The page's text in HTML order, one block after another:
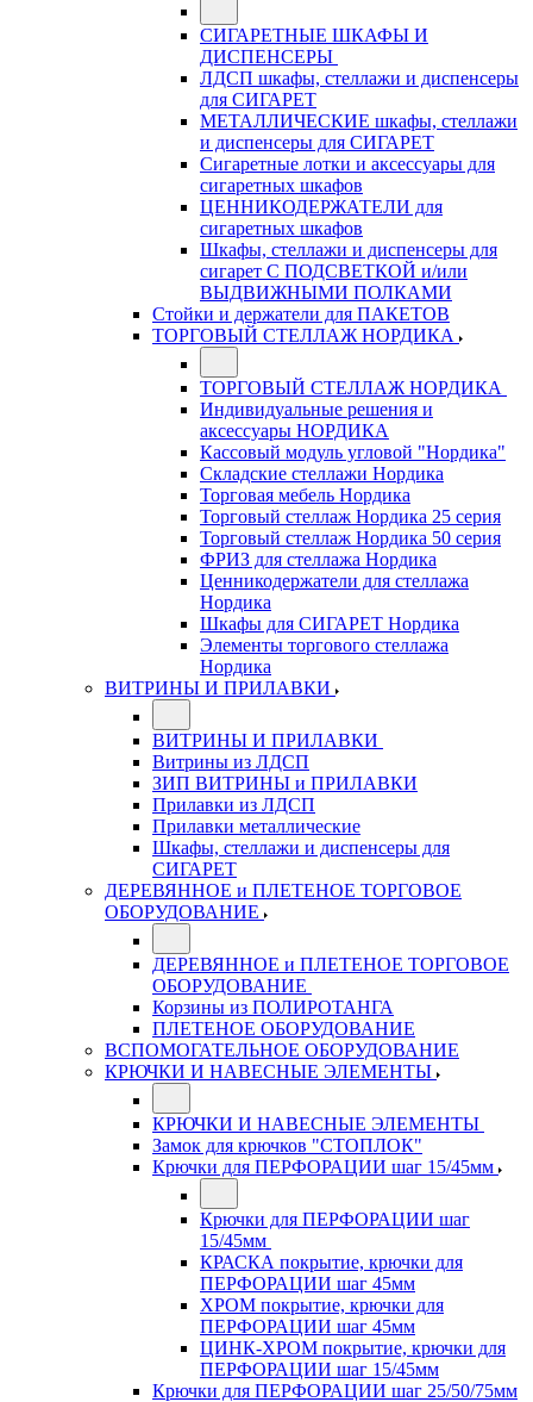
СИГАРЕТНЫЕ ШКАФЫ И
ДИСПЕНСЕРЫ
ЛДСП шкафы, стеллажи и диспенсеры
для СИГАРЕТ
МЕТАЛЛИЧЕСКИЕ шкафы, стеллажи
и диспенсеры для СИГАРЕТ
Сигаретные лотки и аксессуары для
сигаретных шкафов
ЦЕННИКОДЕРЖАТЕЛИ для
сигаретных шкафов
Шкафы, стеллажи и диспенсеры для
сигарет С ПОДСВЕТКОЙ и/или
ВЫДВИЖНЫМИ ПОЛКАМИ
Стойки и держатели для ПАКЕТОВ
ТОРГОВЫЙ СТЕЛЛАЖ НОРДИКА
ТОРГОВЫЙ СТЕЛЛАЖ НОРДИКА
Индивидуальные решения и
аксессуары НОРДИКА
Кассовый модуль угловой "Нордика"
Складские стеллажи Нордика
Торговая мебель Нордика
Торговый стеллаж Нордика 25 серия
Торговый стеллаж Нордика 50 серия
ФРИЗ для стеллажа Нордика
Ценникодержатели для стеллажа
Нордика
Шкафы для СИГАРЕТ Нордика
Элементы торгового стеллажа
Нордика
ВИТРИНЫ И ПРИЛАВКИ
ВИТРИНЫ И ПРИЛАВКИ
Витрины из ЛДСП
ЗИП ВИТРИНЫ и ПРИЛАВКИ
Прилавки из ЛДСП
Прилавки металлические
Шкафы, стеллажи и диспенсеры для
СИГАРЕТ
ДЕРЕВЯННОЕ и ПЛЕТЕНОЕ ТОРГОВОЕ
ОБОРУДОВАНИЕ
ДЕРЕВЯННОЕ и ПЛЕТЕНОЕ ТОРГОВОЕ
ОБОРУДОВАНИЕ
Корзины из ПОЛИРОТАНГА
ПЛЕТЕНОЕ ОБОРУДОВАНИЕ
ВСПОМОГАТЕЛЬНОЕ ОБОРУДОВАНИЕ
КРЮЧКИ И НАВЕСНЫЕ ЭЛЕМЕНТЫ
КРЮЧКИ И НАВЕСНЫЕ ЭЛЕМЕНТЫ
Замок для крючков "СТОПЛОК"
Крючки для ПЕРФОРАЦИИ шаг 15/45мм
Крючки для ПЕРФОРАЦИИ шаг
15/45мм
КРАСКА покрытие, крючки для
ПЕРФОРАЦИИ шаг 45мм
ХРОМ покрытие, крючки для
ПЕРФОРАЦИИ шаг 45мм
ЦИНК-ХРОМ покрытие, крючки для
ПЕРФОРАЦИИ шаг 15/45мм
Крючки для ПЕРФОРАЦИИ шаг 25/50/75мм